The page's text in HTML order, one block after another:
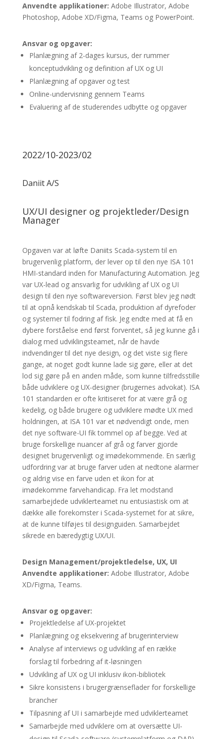
Anvendte applikationer: Adobe Illustrator, Adobe
Photoshop, Adobe XD/Figma, Teams og PowerPoint.
Ansvar og opgaver:
Planlægning af 2-dages kursus, der rummer
konceptudvikling og definition af UX og UI
Planlægning af opgaver og test
Online-undervisning gennem Teams
Evaluering af de studerendes udbytte og opgaver
2022/10-2023/02
Daniit A/S
UX/UI designer og projektleder/Design
Manager
Opgaven var at løfte Daniits Scada-system til en
brugervenlig platform, der lever op til den nye ISA 101
HMI-standard inden for Manufacturing Automation. Jeg
var UX-lead og ansvarlig for udvikling af UX og UI
design til den nye softwareversion. Først blev jeg nødt
til at opnå kendskab til Scada, produktion af dyrefoder
og systemer til fodring af fisk. Jeg endte med at få en
dybere forståelse end først forventet, så jeg kunne gå i
dialog med udviklingsteamet, når de havde
indvendinger til det nye design, og det viste sig flere
gange, at noget godt kunne lade sig gøre, eller at det
lod sig gøre på en anden måde, som kunne tilfredsstille
både udviklere og UX-designer (brugernes advokat). ISA
101 standarden er ofte kritiseret for at være grå og
kedelig, og både brugere og udviklere mødte UX med
holdningen, at ISA 101 var et nødvendigt onde, men
det nye software-UI fik tommel op af begge. Ved at
bruge forskellige nuancer af grå og farver gjorde
designet brugervenligt og imødekommende. En særlig
udfordring var at bruge farver uden at nedtone alarmer
og aldrig vise en farve uden et ikon for at
imødekomme farvehandicap. Fra let modstand
samarbejdede udviklerteamet nu entusiastisk om at
dække alle forekomster i Scada-systemet for at sikre,
at de kunne tilføjes til designguiden. Samarbejdet
sikrede en bæredygtig UX/UI.
Design Management/projektledelse, UX, UI
Anvendte applikationer: Adobe Illustrator, Adobe
XD/Figma, Teams.
Ansvar og opgaver:
Projektledelse af UX-projektet
Planlægning og eksekvering af brugerinterview
Analyse af interviews og udvikling af en række
forslag til forbedring af it-løsningen
Udvikling af UX og UI inklusiv ikon-bibliotek
Sikre konsistens i brugergrænseflader for forskellige
brancher
Tilpasning af UI i samarbejde med udviklerteamet
Samarbejde med udviklere om at oversætte UI-